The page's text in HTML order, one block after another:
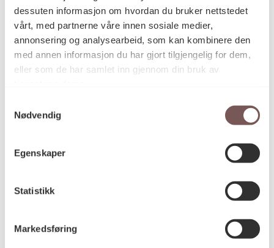
dessuten informasjon om hvordan du bruker nettstedet
vårt, med partnerne våre innen sosiale medier,
annonsering og analysearbeid, som kan kombinere den
med annen informasjon du har gjort tilgjengelig for dem,
eller som de har samlet inn gjennom din bruk av
Nødvendig
Egenskaper
Statistikk
Markedsføring
Tilgjengelighet Tilgjengelig for publikum